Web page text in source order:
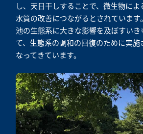
し、天日干しすることで、微生物に
水質の改善につながるとされています
池の生態系に大きな影響を及ぼすいき
て、生態系の調和の回復のために実施
なってきています。